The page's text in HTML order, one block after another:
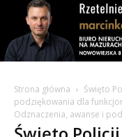
Strona główna
Święto
podziękowania dla
Odznaczenia, awanse i